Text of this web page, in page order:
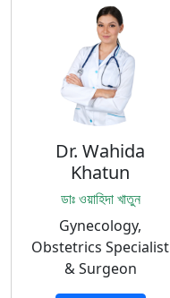
Dr. Wahida
Khatun
ডাঃ ওয়াহিদা খাতুন
Gynecology,
Obstetrics Specialist
& Surgeon